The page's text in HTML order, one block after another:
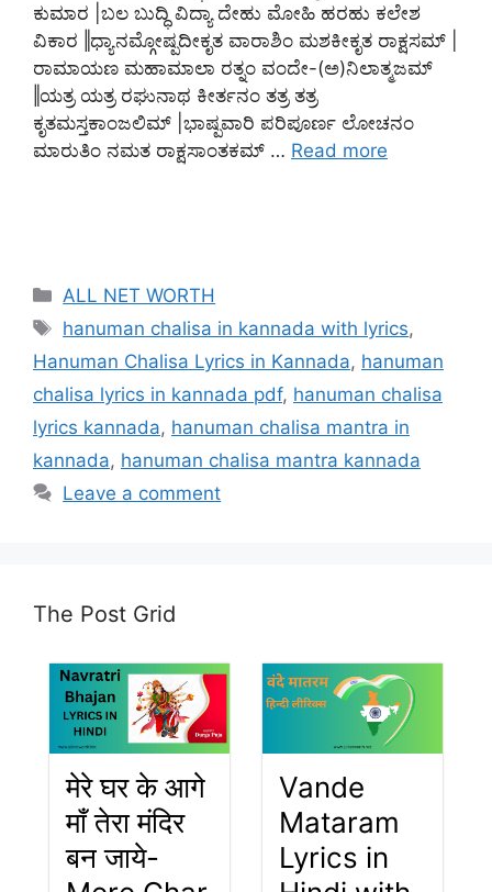
ಕುಮಾರ |ಬಲ ಬುದ್ಧಿ ವಿದ್ಯಾ ದೇಹು ಮೋಹಿ ಹರಹು ಕಲೇಶ
ವಿಕಾರ ‖ಧ್ಯಾನಮ್ಗೋಷ್ಪದೀಕೃತ ವಾರಾಶಿಂ ಮಶಕೀಕೃತ ರಾಕ್ಷಸಮ್ |
ರಾಮಾಯಣ ಮಹಾಮಾಲಾ ರತ್ನಂ ವಂದೇ-(ಅ)ನಿಲಾತ್ಮಜಮ್
‖ಯತ್ರ ಯತ್ರ ರಘುನಾಥ ಕೀರ್ತನಂ ತತ್ರ ತತ್ರ
ಕೃತಮಸ್ತಕಾಂಜಲಿಮ್ |ಭಾಷ್ಪವಾರಿ ಪರಿಪೂರ್ಣ ಲೋಚನಂ
ಮಾರುತಿಂ ನಮತ ರಾಕ್ಷಸಾಂತಕಮ್ … Read more
ALL NET WORTH
hanuman chalisa in kannada with lyrics,
Hanuman Chalisa Lyrics in Kannada, hanuman
chalisa lyrics in kannada pdf, hanuman chalisa
lyrics kannada, hanuman chalisa mantra in
kannada, hanuman chalisa mantra kannada
Leave a comment
The Post Grid
मेरे घर के आगे
माँ तेरा मंदिर
बन जाये-
Vande
Mataram
Lyrics in